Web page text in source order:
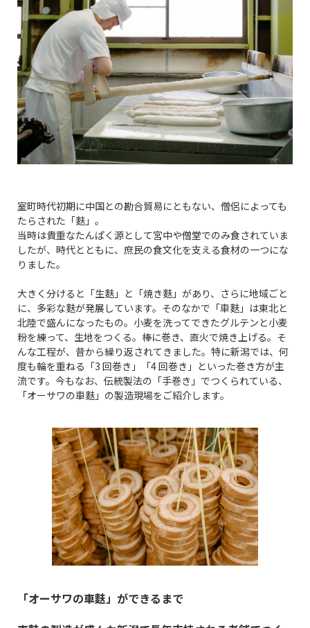
室町時代初期に中国との勘合貿易にともない、僧侶によっても
たらされた「麩」。
当時は貴重なたんぱく源として宮中や僧堂でのみ食されていま
したが、時代とともに、庶民の食文化を支える食材の一つにな
りました。
大きく分けると「生麩」と「焼き麩」があり、さらに地域ごと
に、多彩な麩が発展しています。そのなかで「車麩」は東北と
北陸で盛んになったもの。小麦を洗ってできたグルテンと小麦
粉を練って、生地をつくる。棒に巻き、直火で焼き上げる。そ
んな工程が、昔から繰り返されてきました。特に新潟では、何
度も輪を重ねる「3 回巻き」「4 回巻き」といった巻き方が主
流です。今もなお、伝統製法の「手巻き」でつくられている、
「オーサワの車麩」の製造現場をご紹介します。
「オーサワの車麩」ができるまで